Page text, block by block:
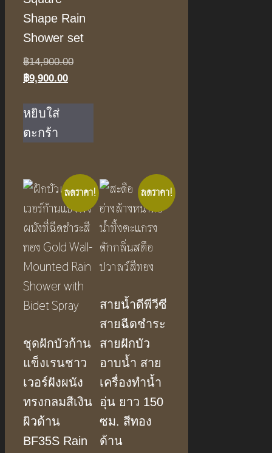
Shape Rain
Shower set
฿14,900.00Original
฿9,900.00Current
หยิบใส่
ตะกร้า
ลดราคา!
ชุดฝักบัวก้าน
แข็งเรนชาว
เวอร์ฝังผนัง
ทรงกลมสีเงิน
ผิวด้าน
BF35S Rain
ลดราคา!
สายน้ำดีพีวีซี
สายฉีดชำระ
สายฝักบัว
อาบน้ำ สาย
เครื่องทำน้ำ
อุ่น ยาว 150
ซม. สีทอง
ด้าน